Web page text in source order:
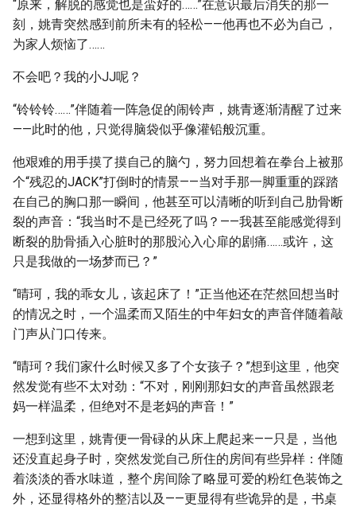
“原来，解脱的感觉也是蛮好的……”在意识最后消失的那一
刻，姚青突然感到前所未有的轻松——他再也不必为自己，
为家人烦恼了……
不会吧？我的小JJ呢？
“铃铃铃……”伴随着一阵急促的闹铃声，姚青逐渐清醒了过来
——此时的他，只觉得脑袋似乎像灌铅般沉重。
他艰难的用手摸了摸自己的脑勺，努力回想着在拳台上被那
个“残忍的JACK”打倒时的情景——当对手那一脚重重的踩踏
在自己的胸口那一瞬间，他甚至可以清晰的听到自己肋骨断
裂的声音：“我当时不是已经死了吗？——我甚至能感觉得到
断裂的肋骨插入心脏时的那股沁入心扉的剧痛……或许，这
只是我做的一场梦而已？”
“晴珂，我的乖女儿，该起床了！”正当他还在茫然回想当时
的情况之时，一个温柔而又陌生的中年妇女的声音伴随着敲
门声从门口传来。
“晴珂？我们家什么时候又多了个女孩子？”想到这里，他突
然发觉有些不太对劲：“不对，刚刚那妇女的声音虽然跟老
妈一样温柔，但绝对不是老妈的声音！”
一想到这里，姚青便一骨碌的从床上爬起来——只是，当他
还没直起身子时，突然发觉自己所住的房间有些异样：伴随
着淡淡的香水味道，整个房间除了略显可爱的粉红色装饰之
外，还显得格外的整洁以及——更显得有些诡异的是，书桌